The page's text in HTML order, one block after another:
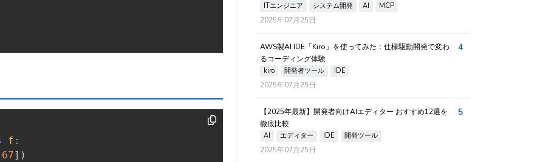
f :
67] )
ITエンジニア システム開発 AI MCP
2025年07月25日
AWS製AI IDE「Kiro」を使ってみた：仕様駆動開発で変わ
るコーディング体験
kiro 開発者ツール IDE
2025年07月25日
4
【2025年最新】開発者向けAIエディター おすすめ12選を
徹底比較
AI エディター IDE 開発ツール
2025年07月25日
5